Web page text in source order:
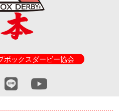
ボックスダービー協会